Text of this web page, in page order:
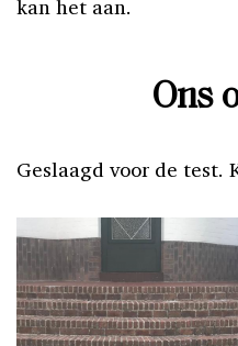
kan het aan.
Ons
Geslaagd voor de test.